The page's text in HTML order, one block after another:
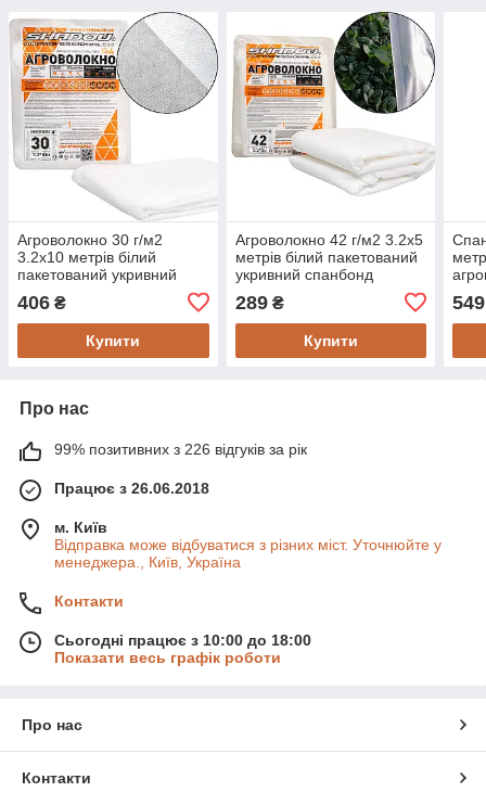
Агроволокно 30 г/м2
3.2х10 метрів білий
пакетований укривний
406 ₴
Купити
Агроволокно 42 г/м2 3.2х5
метрів білий пакетований
укривний спанбонд
289₴
Купити
549
Про нас
99% позитивних з 226 відгуків за рік
Працює з 26.06.2018
м. Київ
Відправка може відбуватися з різних міст. Уточнюйте у
менеджера., Київ, Україна
Контакти
Сьогодні працює з 10:00 до 18:00
Показати весь графік роботи
Про нас
Контакти